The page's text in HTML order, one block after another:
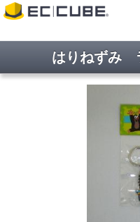
はりねずみ